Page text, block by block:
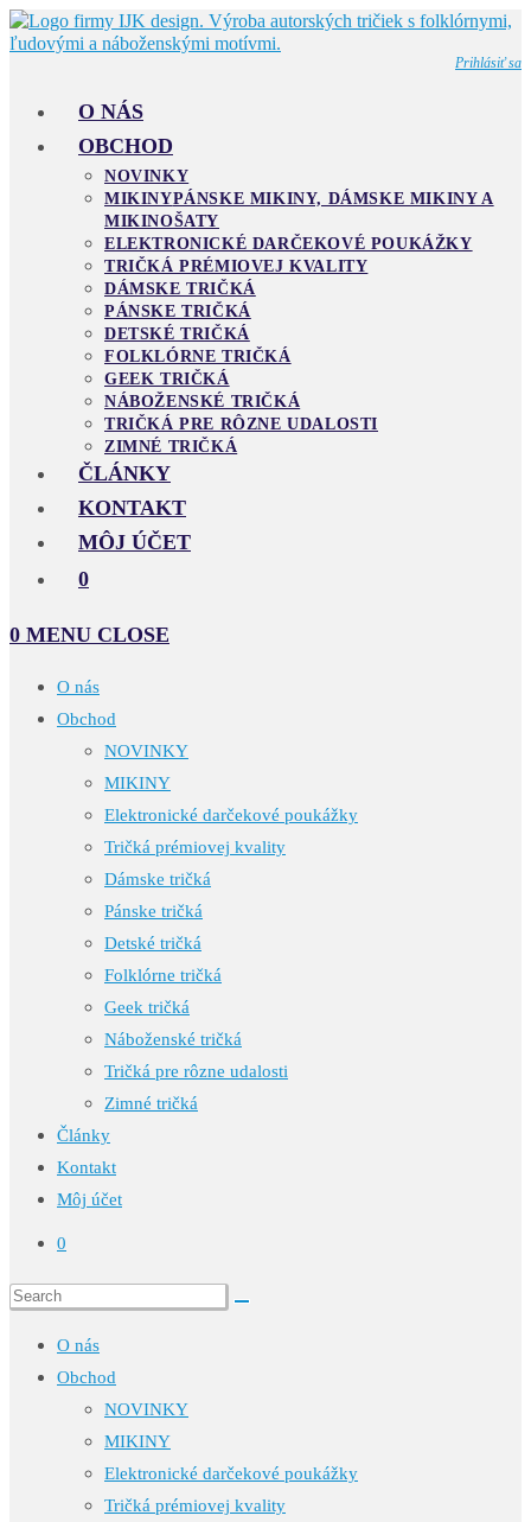
Skip
to
Prihlásiť sa
O NÁS
OBCHOD
NOVINKY
MIKINYPÁNSKE MIKINY, DÁMSKE MIKINY A
MIKINOŠATY
ELEKTRONICKÉ DARČEKOVÉ POUKÁŽKY
TRIČKÁ PRÉMIOVEJ KVALITY
DÁMSKE TRIČKÁ
PÁNSKE TRIČKÁ
DETSKÉ TRIČKÁ
FOLKLÓRNE TRIČKÁ
GEEK TRIČKÁ
NÁBOŽENSKÉ TRIČKÁ
TRIČKÁ PRE RÔZNE UDALOSTI
ZIMNÉ TRIČKÁ
ČLÁNKY
KONTAKT
MÔJ ÚČET
0
0 MENU CLOSE
O nás
Obchod
NOVINKY
MIKINY
Elektronické darčekové poukážky
Tričká prémiovej kvality
Dámske tričká
Pánske tričká
Detské tričká
Folklórne tričká
Geek tričká
Náboženské tričká
Tričká pre rôzne udalosti
Zimné tričká
Články
Kontakt
Môj účet
0
O nás
Obchod
NOVINKY
MIKINY
Elektronické darčekové poukážky
Tričká prémiovej kvality